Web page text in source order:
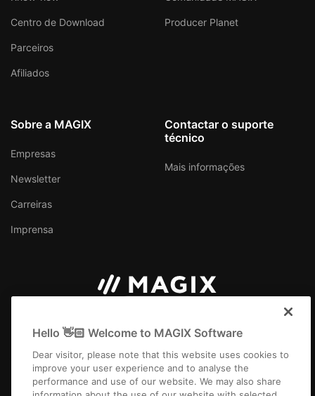
Centro de Download
Parceiros
Afiliados
Producer Planet
Sobre a MAGIX
Empresas
Newsletter
Carreiras
Imprensa
Contactar o suporte
técnico
Mais informações
Hello 👋🏻 Welcome to MAGIX Software
Dear visitor, please note that this website uses cookies to
improve your user experience and to analyse the
performance and use of our website. We may also share